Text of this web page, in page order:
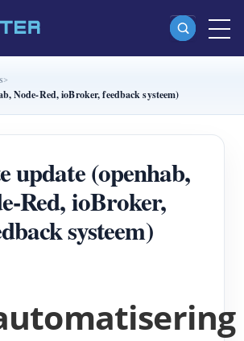
Wi-Fi-energiemeter (WEM3080T)
Wi-Fi-energiemeter (WEM3046T)
Wi-Fi-energiemeter (WEM3050T)
Cloud Pro
Node-Red, ioBroker, feedback systeem)
update (openhab,
Red, ioBroker,
systeem)